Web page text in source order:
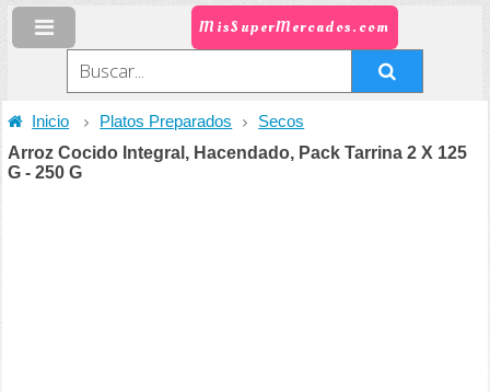
MisSuperMercados.com
Inicio Platos Preparados Secos
Arroz Cocido Integral, Hacendado, Pack Tarrina 2 X 125
G - 250 G